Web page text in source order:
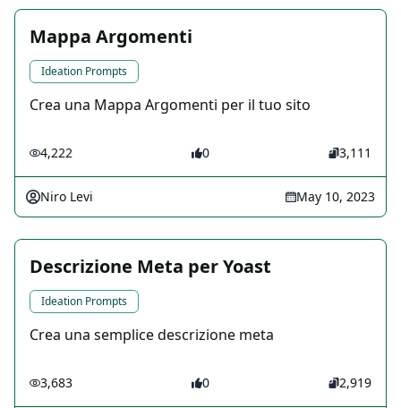
Mappa Argomenti
Ideation Prompts
Crea una Mappa Argomenti per il tuo sito
4,222 0 3,111
Niro Levi May 10, 2023
Descrizione Meta per Yoast
Ideation Prompts
Crea una semplice descrizione meta
3,683 0 2,919